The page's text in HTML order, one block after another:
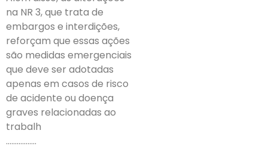
na NR 3, que trata de
embargos e interdições,
reforçam que essas ações
são medidas emergenciais
que deve ser adotadas
apenas em casos de risco
de acidente ou doença
graves relacionadas ao
trabalh
……………..